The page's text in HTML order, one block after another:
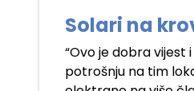
Solari na
“Ovo je dobra vijest
potrošnju na tim